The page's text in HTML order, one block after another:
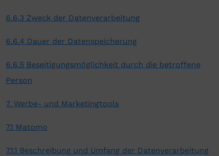
6.6.3 Zweck der Datenverarbeitung
6.6.4 Dauer der Datenspeicherung
6.6.5 Beseitigungsmöglichkeit durch die betroffene
Person
7. Werbe- und Marketingtools
7.1 Matomo
7.1.1 Beschreibung und Umfang der Datenverarbeitung